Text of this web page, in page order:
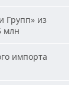
Групп» из
млн
импорта